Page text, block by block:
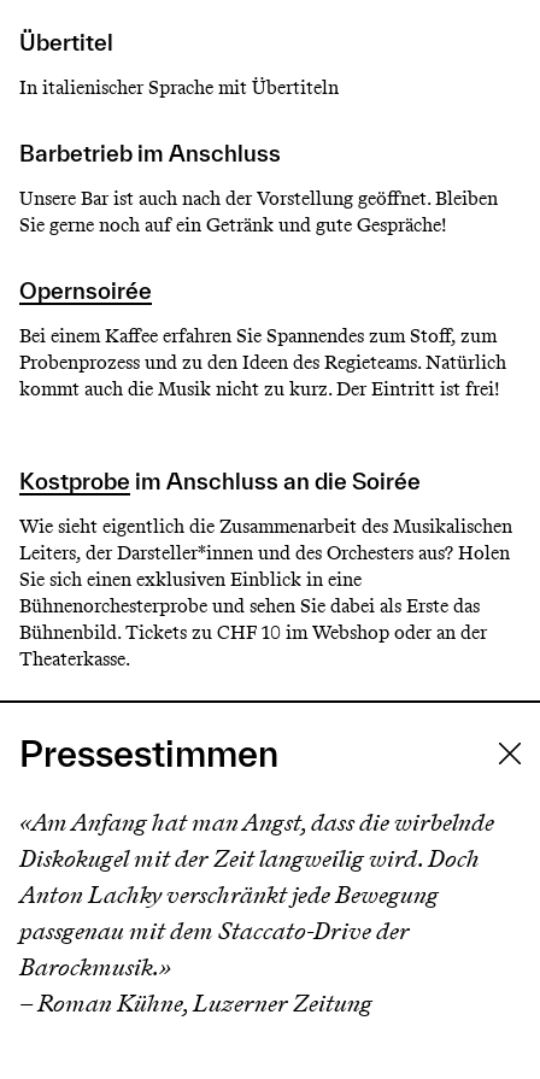
Übertitel
In italienischer Sprache mit Übertiteln
Barbetrieb im Anschluss
Unsere Bar ist auch nach der Vorstellung geöffnet. Bleiben
Sie gerne noch auf ein Getränk und gute Gespräche!
Opernsoirée
Bei einem Kaffee erfahren Sie Spannendes zum Stoff, zum
Probenprozess und zu den Ideen des Regieteams. Natürlich
kommt auch die Musik nicht zu kurz. Der Eintritt ist frei!
Kostprobe im Anschluss an die Soirée
Wie sieht eigentlich die Zusammenarbeit des Musikalischen
Leiters, der Darsteller*innen und des Orchesters aus? Holen
Sie sich einen exklusiven Einblick in eine
Bühnenorchesterprobe und sehen Sie dabei als Erste das
Bühnenbild. Tickets zu CHF 10 im Webshop oder an der
Theaterkasse.
Pressestimmen
«Am Anfang hat man Angst, dass die wirbelnde
Diskokugel mit der Zeit langweilig wird. Doch
Anton Lachky verschränkt jede Bewegung
passgenau mit dem Staccato-Drive der
Barockmusik.»
– Roman Kühne, Luzerner Zeitung